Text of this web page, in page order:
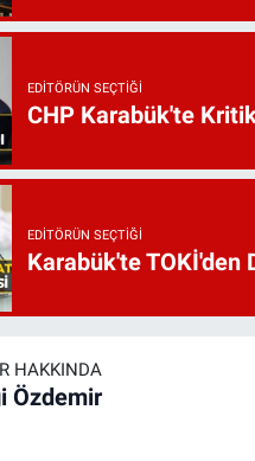
EDITÖRÜN SEÇTIĞI
CHP Karabük'te
EDITÖRÜN SEÇTIĞI
Karabük'te TOKİ'den
HAKKINDA
Özdemir